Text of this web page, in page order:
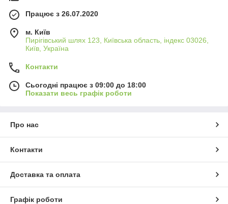
Працює з 26.07.2020
м. Київ
Пирігівський шлях 123, Київська область, індекс 03026,
Київ, Україна
Контакти
Сьогодні працює з 09:00 до 18:00
Показати весь графік роботи
Про нас
Контакти
Доставка та оплата
Графік роботи